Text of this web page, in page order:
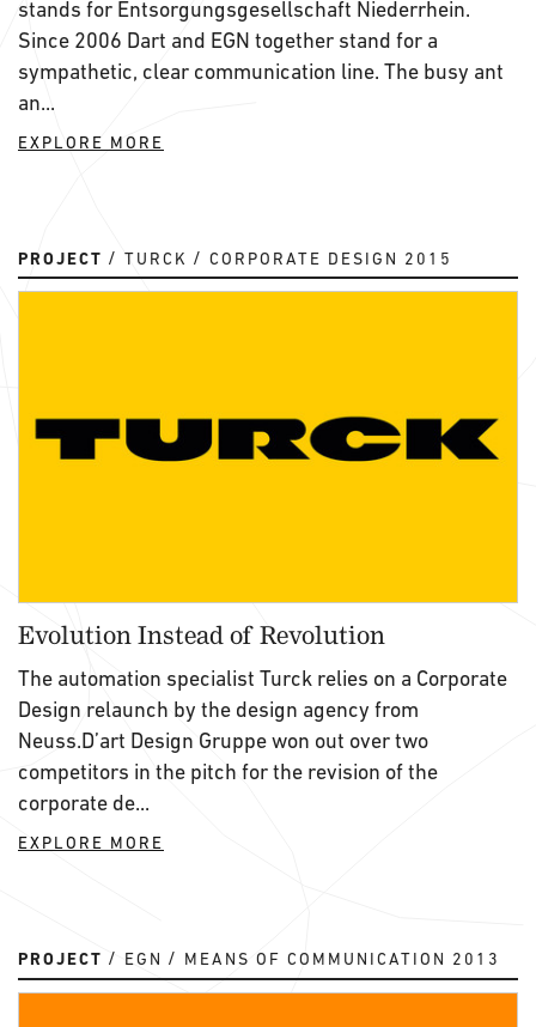
stands for Entsorgungsgesellschaft Niederrhein.
Since 2006 Dart and EGN together stand for a
sympathetic, clear communication line. The busy ant
an...
EXPLORE MORE
PROJECT TURCK CORPORATE DESIGN 2015
Evolution Instead of Revolution
The automation specialist Turck relies on a Corporate
Design relaunch by the design agency from
Neuss.D’art Design Gruppe won out over two
competitors in the pitch for the revision of the
corporate de...
EXPLORE MORE
PROJECT EGN MEANS OF COMMUNICATION 2013